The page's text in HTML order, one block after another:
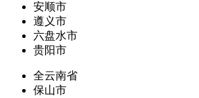
安顺市
遵义市
六盘水市
贵阳市
全云南省
保山市